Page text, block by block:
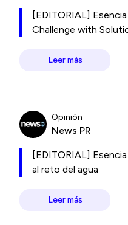
[EDITORIAL]
Challenge with
Leer más
Opinión
News PR
[EDITORIAL]
al reto del agua
Leer más